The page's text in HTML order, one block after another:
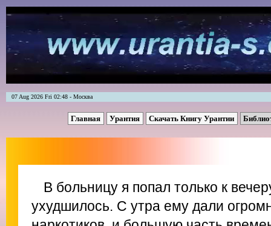
07 Aug 2026 Fri 02:48 - Москва
Главная Урантия Скачать Книгу Урантии
В больницу я попал только к
ухудшилось. C утра ему дали